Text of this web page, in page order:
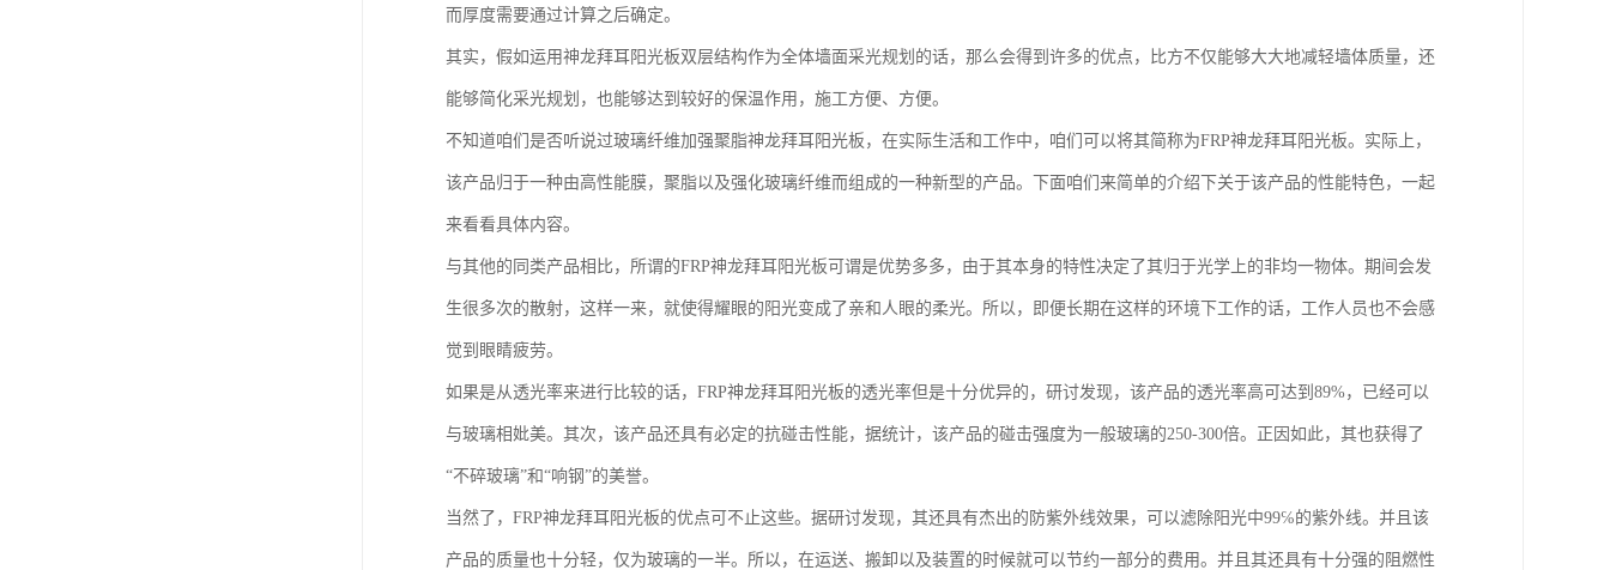
而厚度需要通过计算之后确定。
其实，假如运用神龙拜耳阳光板双层结构作为全体墙面采光规划的话，那么会得到许多的优点，比方不仅能够大大地减轻墙体质量，还
能够简化采光规划，也能够达到较好的保温作用，施工方便、方便。
不知道咱们是否听说过玻璃纤维加强聚脂神龙拜耳阳光板，在实际生活和工作中，咱们可以将其简称为FRP神龙拜耳阳光板。实际上，
该产品归于一种由高性能膜，聚脂以及强化玻璃纤维而组成的一种新型的产品。下面咱们来简单的介绍下关于该产品的性能特色，一起
来看看具体内容。
与其他的同类产品相比，所谓的FRP神龙拜耳阳光板可谓是优势多多，由于其本身的特性决定了其归于光学上的非均一物体。期间会发
生很多次的散射，这样一来，就使得耀眼的阳光变成了亲和人眼的柔光。所以，即便长期在这样的环境下工作的话，工作人员也不会感
觉到眼睛疲劳。
如果是从透光率来进行比较的话，FRP神龙拜耳阳光板的透光率但是十分优异的，研讨发现，该产品的透光率高可达到89%，已经可以
与玻璃相妣美。其次，该产品还具有必定的抗碰击性能，据统计，该产品的碰击强度为一般玻璃的250-300倍。正因如此，其也获得了
“不碎玻璃”和“响钢”的美誉。
当然了，FRP神龙拜耳阳光板的优点可不止这些。据研讨发现，其还具有杰出的防紫外线效果，可以滤除阳光中99℅的紫外线。并且该
产品的质量也十分轻，仅为玻璃的一半。所以，在运送、搬卸以及装置的时候就可以节约一部分的费用。并且其还具有十分强的阻燃性